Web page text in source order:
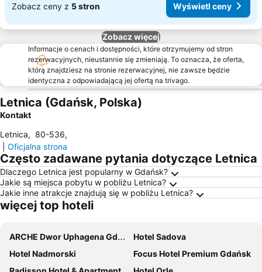
Zobacz ceny z 5 stron Wyświetl ceny
Zobacz więcej
Informacje o cenach i dostępności, które otrzymujemy od stron
rezerwacyjnych, nieustannie się zmieniają. To oznacza, że oferta,
którą znajdziesz na stronie rezerwacyjnej, nie zawsze będzie
identyczna z odpowiadającą jej ofertą na trivago.
Letnica (Gdańsk, Polska)
Kontakt
Letnica, 80-536,
Oficjalna strona
Często zadawane pytania dotyczące Letnica
Dlaczego Letnica jest popularny w Gdańsk?
Jakie są miejsca pobytu w pobliżu Letnica?
Jakie inne atrakcje znajdują się w pobliżu Letnica?
więcej top hoteli
ARCHE Dwor Uphagena Gdansk
Hotel Sadova
Hotel Nadmorski
Focus Hotel Premium Gdańsk